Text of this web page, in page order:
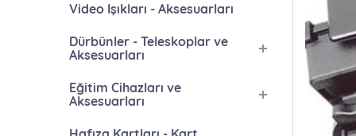
Video Işıkları - Aksesuarları
Dürbünler - Teleskoplar ve
Aksesuarları
Eğitim Cihazları ve
Aksesuarları